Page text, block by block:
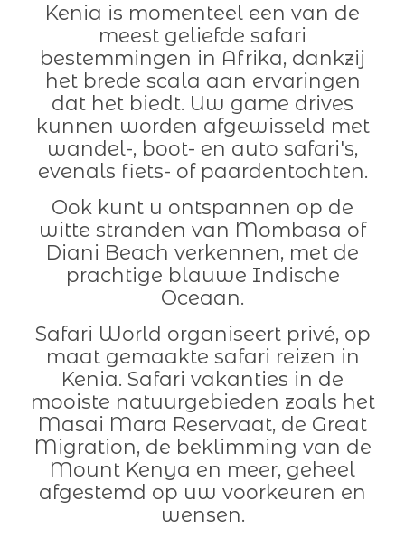
Kenia is momenteel een van de
meest geliefde safari
bestemmingen in Afrika, dankzij
het brede scala aan ervaringen
dat het biedt. Uw game drives
kunnen worden afgewisseld met
wandel-, boot- en auto safari's,
evenals fiets- of paardentochten.
Ook kunt u ontspannen op de
witte stranden van Mombasa of
Diani Beach verkennen, met de
prachtige blauwe Indische
Oceaan.
Safari World organiseert privé, op
maat gemaakte safari reizen in
Kenia. Safari vakanties in de
mooiste natuurgebieden zoals het
Masai Mara Reservaat, de Great
Migration, de beklimming van de
Mount Kenya en meer, geheel
afgestemd op uw voorkeuren en
wensen.